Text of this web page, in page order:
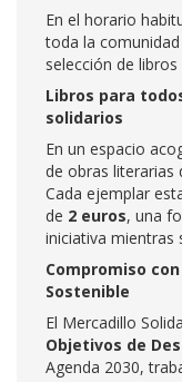
En el horario
toda la
selección de
Libros para
solidarios
En un espacio
de obras literarias
Cada ejemplar
de 2 euros, una
iniciativa mientras
Compromiso
Sostenible
El Mercadillo
Objetivos de
Agenda 2030,